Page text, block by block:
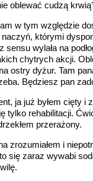
oblewać cudzą
w tym względzie
którymi
sensu wylała na
chytrych akcji.
ostry dyżur. Tam
Będziesz pan
ja już byłem cięty i
tylko rehabilitacji.
przerażony.
zrozumiałem i
się zaraz wywabi